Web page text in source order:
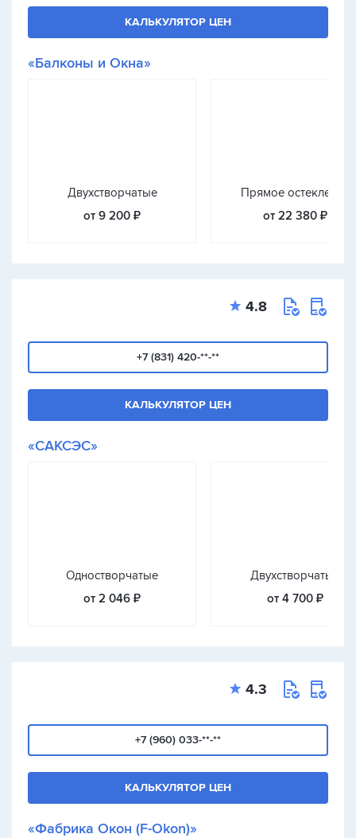
КАЛЬКУЛЯТОР ЦЕН
«Балконы и Окна»
Двухстворчатые
от 9 200 ₽
Прямое остекление
от 22 380 ₽
4.8
+7 (831) 420-**-**
КАЛЬКУЛЯТОР ЦЕН
«САКСЭС»
Одностворчатые
от 2 046 ₽
Двухстворчатые
от 4 700 ₽
4.3
+7 (960) 033-**-**
КАЛЬКУЛЯТОР ЦЕН
«Фабрика Окон (F-Okon)»